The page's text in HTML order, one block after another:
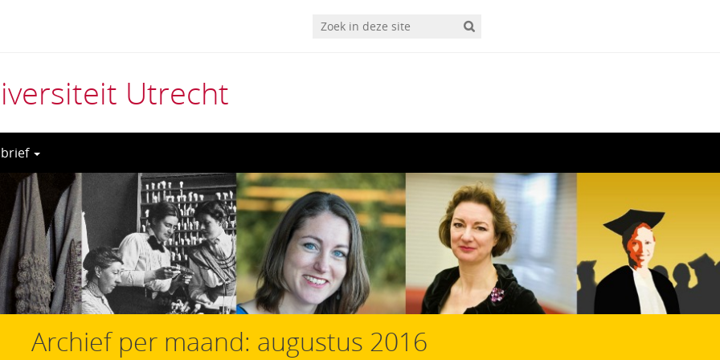
Utrecht
Archief per maand: augustus 2016